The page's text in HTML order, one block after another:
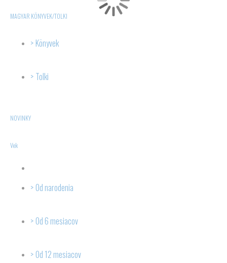
MAGYAR KÖNYVEK/TOLKI
Könyvek
Tolki
NOVINKY
Vek
Od narodenia
Od 6 mesiacov
Od 12 mesiacov